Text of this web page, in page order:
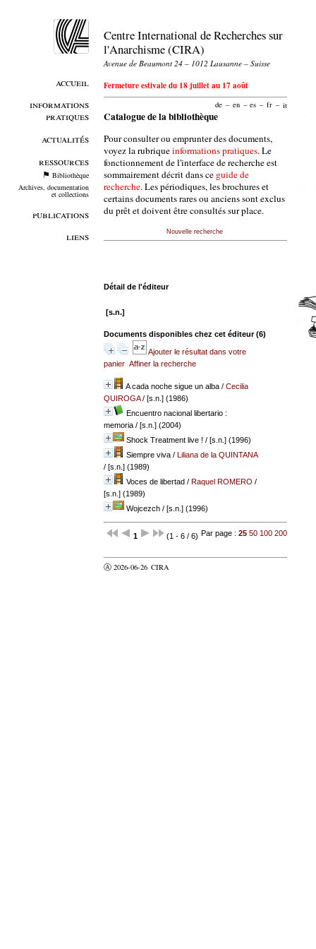
accueil
informations
pratiques
actualités
ressources
Bibliothèque
Archives, documentation
et collections
publications
liens
Centre International de Recherches sur
l'Anarchisme (CIRA)
Avenue de Beaumont 24 – 1012 Lausanne – Suisse
Fermeture estivale du 18 juillet au 17 août
de – en – es – fr – it
Catalogue de la bibliothèque
Pour consulter ou emprunter des documents,
voyez la rubriqueinformations pratiques. Le
fonctionnement de l'interface de recherche est
sommairement décrit dans ce guide de
recherche. Les périodiques, les brochures et
certains documents rares ou anciens sont exclus
du prêt et doivent être consultés sur place.
Nouvelle recherche
Détail de l'éditeur
[s.n.]
Documents disponibles chez cet éditeur (6)
Ajouter le résultat dans votre
panier Affiner la recherche
A cada noche sigue un alba/ Cecilia
QUIROGA/ [s.n.] (1986)
Encuentro nacional libertario :
memoria/ [s.n.] (2004)
Shock Treatment live ! / [s.n.] (1996)
Siempre viva/ Liliana de la QUINTANA
/ [s.n.] (1989)
Voces de libertad/ Raquel ROMERO /
[s.n.] (1989)
Wojcezch/ [s.n.] (1996)
1 (1 - 6 / 6) Par page : 25 50 100 200
Ⓐ 2026-06-26 CIRA